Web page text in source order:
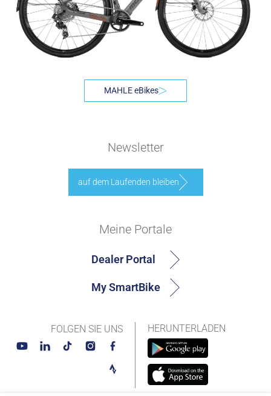
MAHLE eBikes
Newsletter
auf dem Laufenden bleiben
HERUNTERLADEN
Meine Portale
Dealer Portal
My SmartBike
FOLGEN SIE UNS